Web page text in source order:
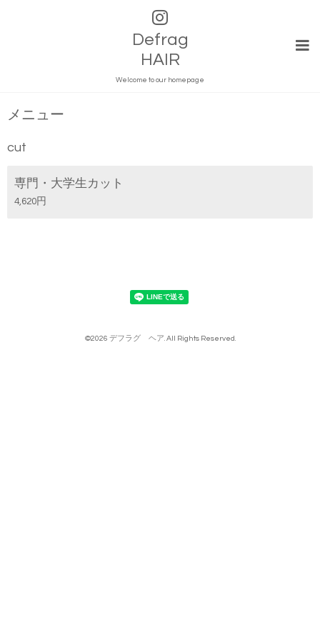
Defrag
HAIR
Welcome to our homepage
メニュー
cut
専門・大学生カット
4,620円
©2026 デフラグ ヘア . All Rights Reserved.